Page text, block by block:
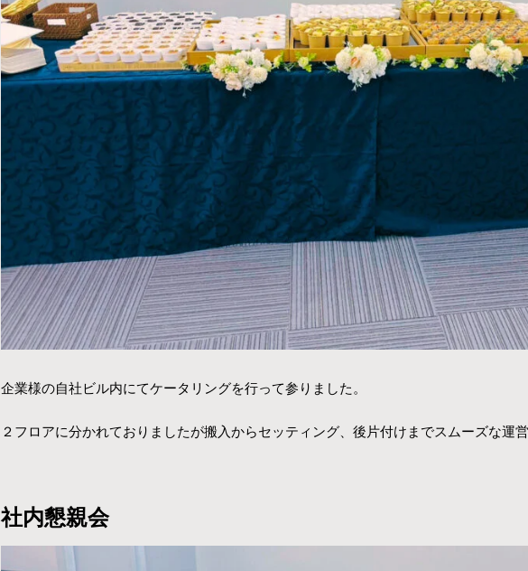
企業様の自社ビル内にてケータリングを行って参りました。
２フロアに分かれておりましたが搬入からセッティング、後片付けまでスムーズな運営
社内懇親会